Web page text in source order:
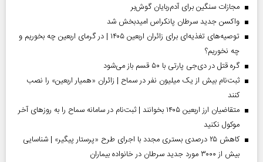
مجازات سنگین برای آدم‌ربایان گوش‌بر
واکسن جدید سرطان پانکراس امیدبخش شد
توصیه‌های تغذیه‌ای برای زائران اربعین ۱۴۰۵ | در گرمای اربعین چه بخوریم و
چه نخوریم؟
گره قتل در دی‌جی پارتی با ۵۰ قسم باز می‌شود
ثبت‌نام بیش از یک میلیون نفر در سماح | زائران «همیار اربعین» را نصب
کنند
متقاضیان ارز اربعین ۱۴۰۵ بخوانند | ثبت‌نام در سامانه سماح را به روز‌های آخر
موکول نکنید
کاهش ۲۵ درصدی بستری مجدد با اجرای طرح «پرستار پیگیر» | شناسایی
بیش از ۳۰۰۰ مورد جدید سرطان در خانواده بیماران